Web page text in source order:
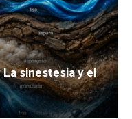
La sinestesia y el